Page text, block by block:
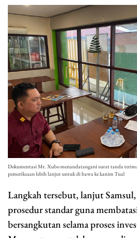
Dokumentasi Mr. Xubo menandatangani surat tanda
pemeriksaan lebih lanjut untuk di bawa ke kanim Tual
Langkah tersebut, lanjut
prosedur standar guna
bersangkutan selama proses